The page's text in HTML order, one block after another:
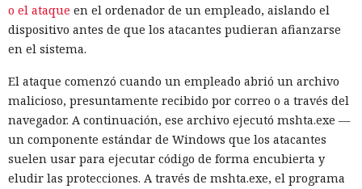
o el ataque en el ordenador de un empleado, aislando el
dispositivo antes de que los atacantes pudieran afianzarse
en el sistema.
El ataque comenzó cuando un empleado abrió un archivo
malicioso, presuntamente recibido por correo o a través del
navegador. A continuación, ese archivo ejecutó mshta.exe —
un componente estándar de Windows que los atacantes
suelen usar para ejecutar código de forma encubierta y
eludir las protecciones. A través de mshta.exe, el programa